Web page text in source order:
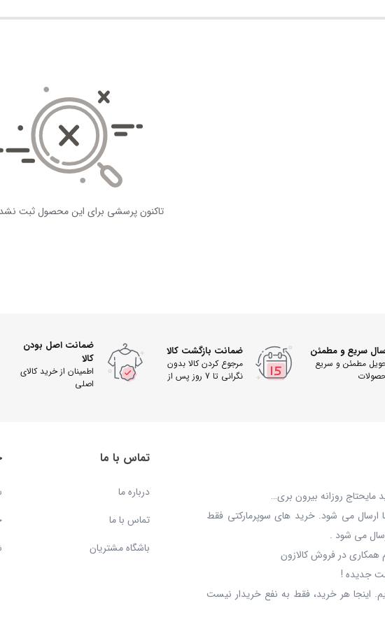
تاکنون پرسشی برای این محصول ثبت
سریع و مطمئن
مطمئن و سریع
ضمانت بازگشت کالا
مرجوع کردن کالا بدون
نگرانی تا 7 روز پس از
ضمانت اصل بودن
کالا
اطمینان از خرید کالای
اصلی
مایحتاج روزانه بیرون بری…
ارسال می شود. خرید های سوپرمارکتی فقط
می شود .
همکاری در فروش کالازون
جدیده !
اینجا هر خرید، فقط به نفع خریدار نیست
تماس با ما
درباره ما
تماس با ما
باشگاه مشتریان